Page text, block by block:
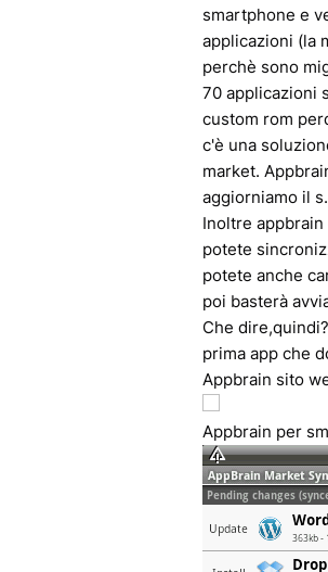
smartphone e
applicazioni (la
perchè sono
70 applicazioni
custom rom
c'è una
market.
aggiorniamo il
Inoltre
potete
potete anche
poi basterà
Che
prima app che
Appbrain sito
Appbrain per